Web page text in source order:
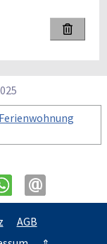

025
Ferienwohnung
AGB